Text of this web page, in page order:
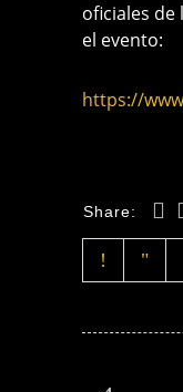
oficiales
el evento:
https://
Share: